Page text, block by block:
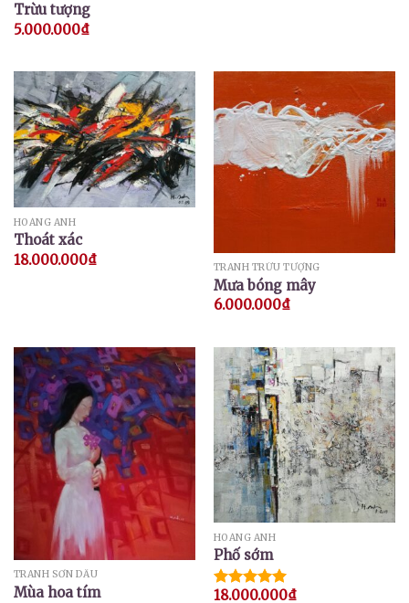
Trừu tượng
5.000.000₫
HOÀNG ANH
Thoát xác
18.000.000₫ TRANH TRỪU TƯỢNG
Mưa bóng mây
6.000.000₫
TRANH SƠN DẦU
Mùa hoa tím
HOÀNG ANH
Phố sớm
Được xếp
18.000.000₫